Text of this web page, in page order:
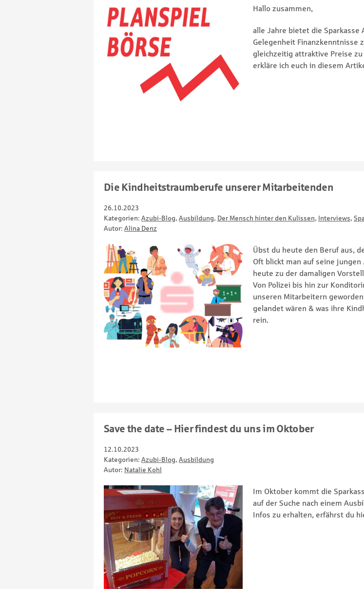
Hallo zusammen,
alle Jahre bietet die Sparkasse
Gelegenheit Finanzkenntnisse
gleichzeitig attraktive Preise
erkläre ich euch in diesem
Die Kindheitstraumberufe unserer Mitarbeitenden
26.10.2023
Kategorien: Azubi-Blog, Ausbildung, Der Mensch hinter den Kulissen, Interviews,
Autor: Alina Denz
Übst du heute den Beruf aus,
Oft blickt man auf seine
heute zu der damaligen
Von Polizei bis hin zur
unseren Mitarbeitern
gelandet wären & was ihre
rein.
Save the date – Hier findest du uns im Oktober
12.10.2023
Kategorien: Azubi-Blog, Ausbildung
Autor: Natalie Kohl
Im Oktober kommt die
auf der Suche nach einem
Infos zu erhalten, erfährst du